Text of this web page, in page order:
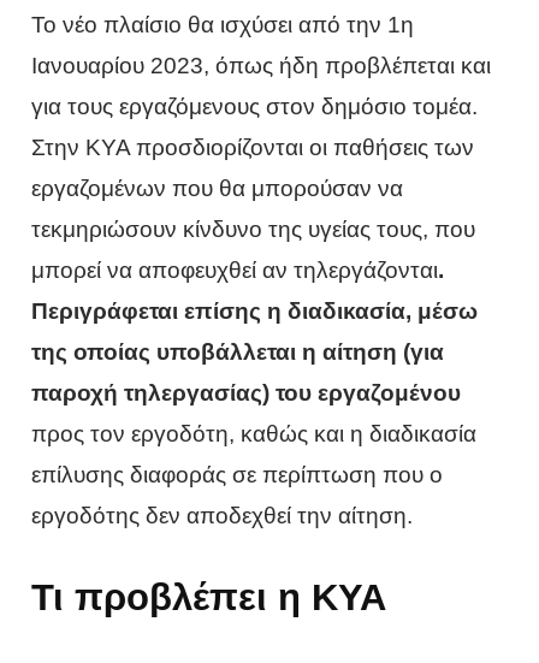
Το νέο πλαίσιο θα ισχύσει από την 1η
Ιανουαρίου 2023, όπως ήδη προβλέπεται και
για τους εργαζόμενους στον δημόσιο τομέα.
Στην ΚΥΑ προσδιορίζονται οι παθήσεις των
εργαζομένων που θα μπορούσαν να
τεκμηριώσουν κίνδυνο της υγείας τους, που
μπορεί να αποφευχθεί αν τηλεργάζονται.
Περιγράφεται επίσης η διαδικασία, μέσω
της οποίας υποβάλλεται η αίτηση (για
παροχή τηλεργασίας) του εργαζομένου
προς τον εργοδότη, καθώς και η διαδικασία
επίλυσης διαφοράς σε περίπτωση που ο
εργοδότης δεν αποδεχθεί την αίτηση.
Τι προβλέπει η ΚΥΑ